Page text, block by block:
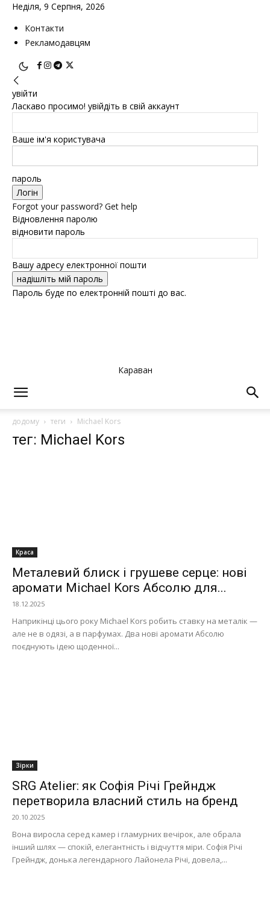
Неділя, 9 Серпня, 2026
Контакти
Рекламодавцям
увійти
Ласкаво просимо! увійдіть в свій аккаунт
Ваше ім'я користувача
пароль
Forgot your password? Get help
Відновлення паролю
відновити пароль
Вашу адресу електронної пошти
Пароль буде по електронній пошті до вас.
Караван
додому теги Michael Kors
тег: Michael Kors
Краса
Металевий блиск і грушеве серце: нові
аромати Michael Kors Абсолю для...
18.12.2025
Наприкінці цього року Michael Kors робить ставку на металік —
але не в одязі, а в парфумах. Два нові аромати Абсолю
поєднують ідею щоденної...
Зірки
SRG Atelier: як Софія Річі Грейндж
перетворила власний стиль на бренд
20.10.2025
Вона виросла серед камер і гламурних вечірок, але обрала
інший шлях — спокій, елегантність і відчуття міри. Софія Річі
Грейндж, донька легендарного Лайонела Річі, довела,...